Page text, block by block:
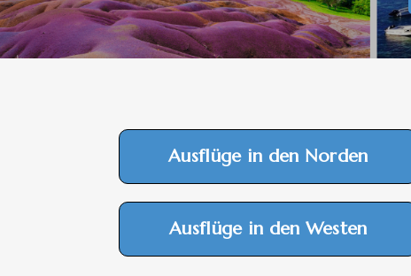
Ausflüge in den Norden
Ausflüge in den Westen